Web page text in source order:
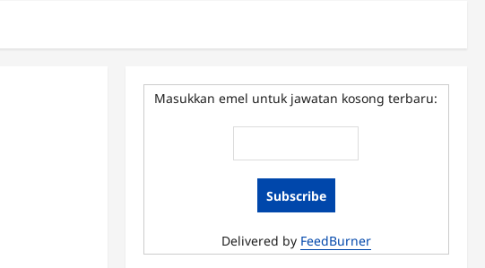
Masukkan emel untuk jawatan kosong terbaru:
Delivered by FeedBurner